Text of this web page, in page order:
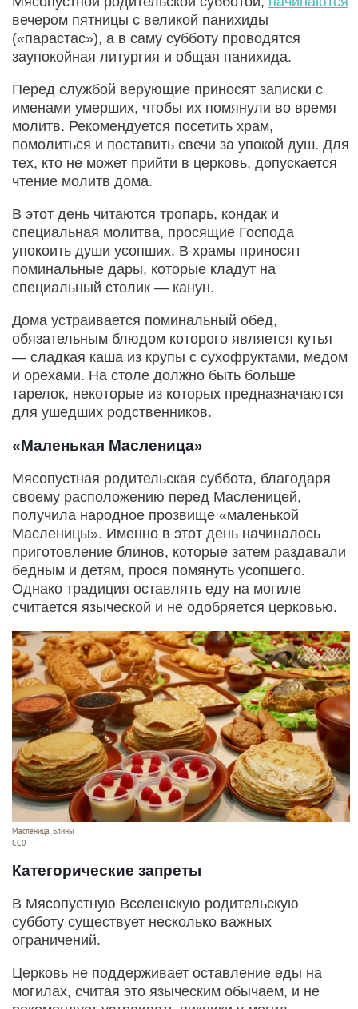
вечером пятницы с великой панихиды
(«парастас»), а в саму субботу проводятся
заупокойная литургия и общая панихида.
Перед службой верующие приносят записки с
именами умерших, чтобы их помянули во время
молитв. Рекомендуется посетить храм,
помолиться и поставить свечи за упокой душ. Для
тех, кто не может прийти в церковь, допускается
чтение молитв дома.
В этот день читаются тропарь, кондак и
специальная молитва, просящие Господа
упокоить души усопших. В храмы приносят
поминальные дары, которые кладут на
специальный столик — канун.
Дома устраивается поминальный обед,
обязательным блюдом которого является кутья
— сладкая каша из крупы с сухофруктами, медом
и орехами. На столе должно быть больше
тарелок, некоторые из которых предназначаются
для ушедших родственников.
«Маленькая Масленица»
Мясопустная родительская суббота, благодаря
своему расположению перед Масленицей,
получила народное прозвище «маленькой
Масленицы». Именно в этот день начиналось
приготовление блинов, которые затем раздавали
бедным и детям, прося помянуть усопшего.
Однако традиция оставлять еду на могиле
считается языческой и не одобряется церковью.
Масленица. Блины
СС0
Категорические запреты
В Мясопустную Вселенскую родительскую
субботу существует несколько важных
ограничений.
Церковь не поддерживает оставление еды на
могилах, считая это языческим обычаем, и не